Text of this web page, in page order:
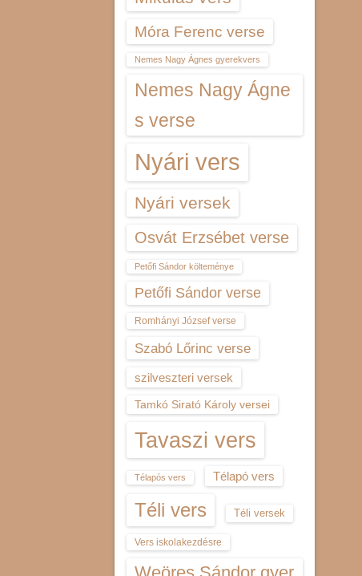
Móra Ferenc verse
Nemes Nagy Ágnes gyerekvers
Nemes Nagy Ágne
s verse
Nyári vers
Nyári versek
Osvát Erzsébet verse
Petőfi Sándor költeménye
Petőfi Sándor verse
Romhányi József verse
Szabó Lőrinc verse
szilveszteri versek
Tamkó Sirató Károly versei
Tavaszi vers
Télapós vers Télapó vers
Téli vers Téli versek
Vers iskolakezdésre